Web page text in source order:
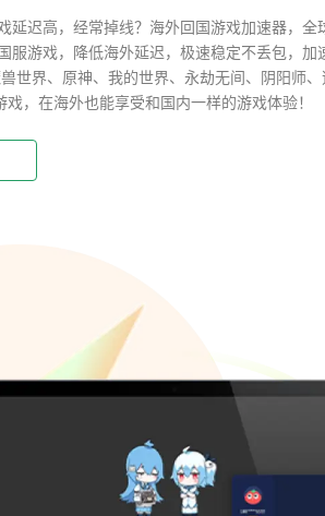
延迟高，经常掉线？海外回国游戏加速器，全
服游戏，降低海外延迟，极速稳定不丢包，加
世界、原神、我的世界、永劫无间、阴阳师、
，在海外也能享受和国内一样的游戏体验！